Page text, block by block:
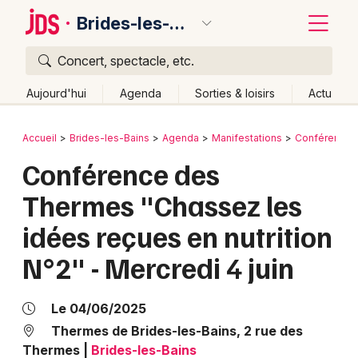
Brides-les-Bains
Concert, spectacle, etc.
Aujourd'hui Agenda Sorties & loisirs Actu
Publier un événement
Grands événements
Activité & Expérience
Manifestations
Foires & salons
Bordeaux
Colmar
Lille
Lyon
Marseille
Mulhouse
Retour
Accueil Brides-les-Bains Agenda Manifestations Conférences
Conférence des
Thermes "Chassez les
idées reçues en nutrition
N°2" - Mercredi 4 juin
Le 04/06/2025
Thermes de Brides-les-Bains, 2 rue des
Thermes
Brides-les-Bains
Quoi ?
Où ?
Rhône-Alpes
Partout Près de moi
Quand ?
Effacer les dates
Aujourd'hui
Demain Ce week-end Autre